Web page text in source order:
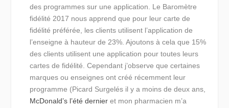
des programmes sur une application. Le Baromètre
fidélité 2017 nous apprend que pour leur carte de
fidélité préférée, les clients utilisent l’application de
l’enseigne à hauteur de 23%. Ajoutons à cela que 15%
des clients utilisent une application pour toutes leurs
cartes de fidélité. Cependant j’observe que certaines
marques ou enseignes ont créé récemment leur
programme (Picard Surgelés il y a moins de deux ans,
McDonald’s l’été dernier et mon pharmacien m’a